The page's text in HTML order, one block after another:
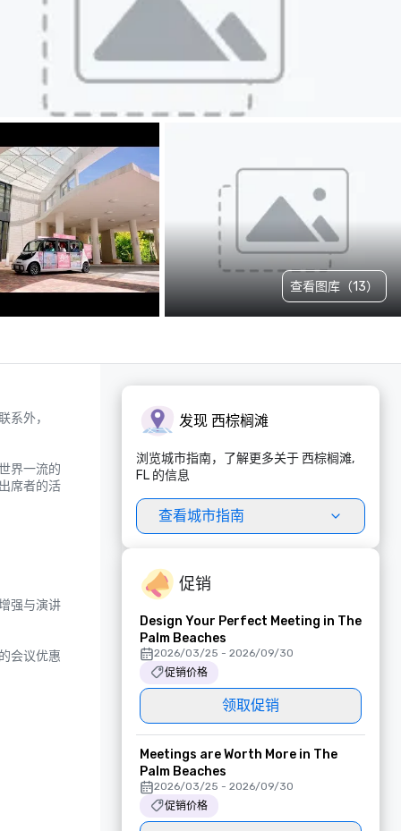
查看图库（13）
系外，
界一流的
席者的活
强与演讲
会议优惠
发现 西棕榈滩
浏览城市指南，了解更多关于 西棕榈滩,
FL 的信息
查看城市指南
促销
Design Your Perfect Meeting in The
Palm Beaches
2026/03/25 - 2026/09/30
促销价格
领取促销
Meetings are Worth More in The
Palm Beaches
2026/03/25 - 2026/09/30
促销价格